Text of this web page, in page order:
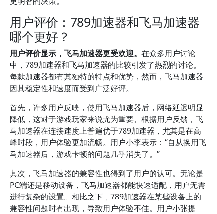
用户评价：789加速器和飞马加速器
哪个更好？
用户评价显示，飞马加速器更受欢迎。 在众多用户讨论
中，789加速器和飞马加速器的比较引发了热烈的讨论。
每款加速器都有其独特的特点和优势，然而，飞马加速器
因其稳定性和速度而受到广泛好评。
首先，许多用户反映，使用飞马加速器后，网络延迟明显
降低，这对于游戏玩家来说尤为重要。根据用户反馈，飞
马加速器在连接速度上普遍优于789加速器，尤其是在高
峰时段，用户体验更加流畅。用户小李表示：“自从换用飞
马加速器后，游戏卡顿的问题几乎消失了。”
其次，飞马加速器的兼容性也得到了用户的认可。无论是
PC端还是移动设备，飞马加速器都能快速适配，用户无需
进行复杂的设置。相比之下，789加速器在某些设备上的
兼容性问题时有出现，导致用户体验不佳。用户小张提